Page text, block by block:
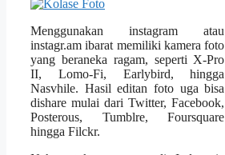
Menggunakan instagram atau
instagr.am ibarat memiliki kamera foto
yang beraneka ragam, seperti X-Pro
II, Lomo-Fi, Earlybird, hingga
Nasvhile. Hasil editan foto uga bisa
dishare mulai dari Twitter, Facebook,
Posterous, Tumblre, Foursquare
hingga Filckr.